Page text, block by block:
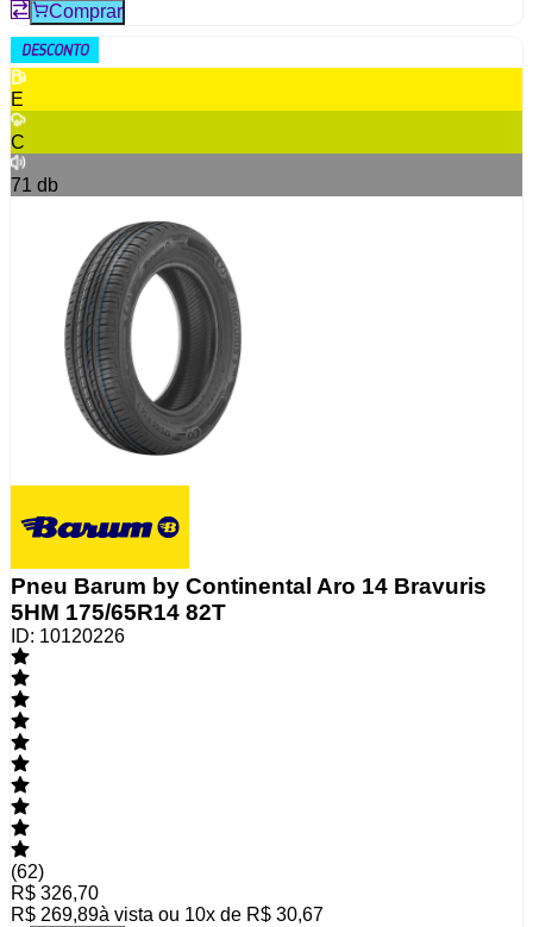
Comprar
E
C
71 db
Pneu Barum by Continental Aro 14 Bravuris
5HM 175/65R14 82T
ID: 10120226
(62)
R$ 326,70
R$ 269,89à vista ou 10x de R$ 30,67